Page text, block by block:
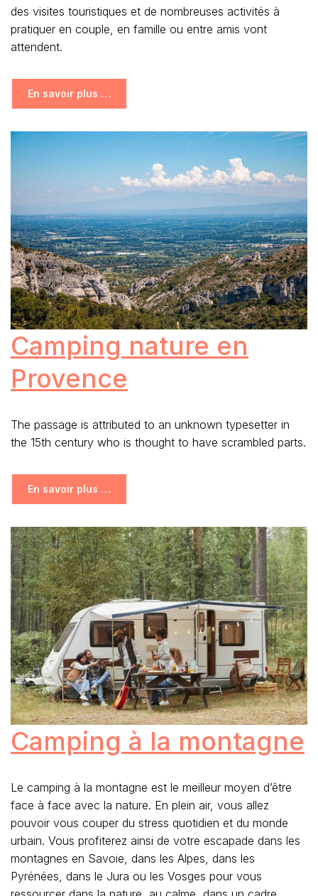
des visites touristiques et de nombreuses activités à
pratiquer en couple, en famille ou entre amis vont
attendent.
En savoir plus …
Camping nature en
Provence
The passage is attributed to an unknown typesetter in
the 15th century who is thought to have scrambled parts.
En savoir plus …
Camping à la montagne
Le camping à la montagne est le meilleur moyen d’être
face à face avec la nature. En plein air, vous allez
pouvoir vous couper du stress quotidien et du monde
urbain. Vous profiterez ainsi de votre escapade dans les
montagnes en Savoie, dans les Alpes, dans les
Pyrénées, dans le Jura ou les Vosges pour vous